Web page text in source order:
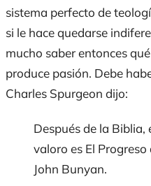
sistema perfecto de
si le hace quedarse
mucho saber entonces
produce pasión. Debe
Charles Spurgeon dijo:
Después de la Biblia,
valoro es El Progreso
John Bunyan.